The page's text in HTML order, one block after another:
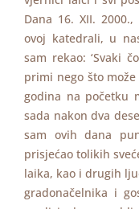
Dana 16. XII.
ovoj katedrali, u
sam rekao: ‘Svaki
primi nego što
godina na početku
sada nakon dva
sam ovih dana
prisjećao tolikih
laika, kao i drugih
gradonačelnika i